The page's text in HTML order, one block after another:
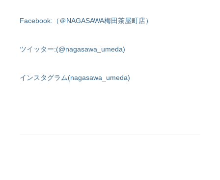
Facebook:（＠NAGASAWA梅田茶屋町店）
ツイッター:(@nagasawa_umeda)
インスタグラム(nagasawa_umeda)